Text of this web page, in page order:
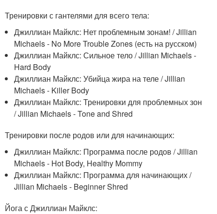
Тренировки с гантелями для всего тела:
Джиллиан Майклс: Нет проблемным зонам! / Jillian
Michaels - No More Trouble Zones (есть на русском)
Джиллиан Майклс: Сильное тело / Jillian Michaels -
Hard Body
Джиллиан Майклс: Убийца жира на теле / Jillian
Michaels - Killer Body
Джиллиан Майклс: Тренировки для проблемных зон
/ Jillian Michaels - Tone and Shred
Тренировки после родов или для начинающих:
Джиллиан Майклс: Программа после родов / Jillian
Michaels - Hot Body, Healthy Mommy
Джиллиан Майклс: Программа для начинающих /
Jillian Michaels - Beginner Shred
Йога с Джиллиан Майклс: